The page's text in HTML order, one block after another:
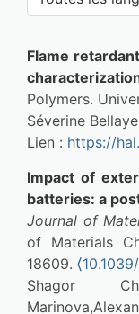
Flame
Polymers.
Séverine
Lien : https://
Impact of
batteries: a
Journal of
of Materials
18609.
Shagor